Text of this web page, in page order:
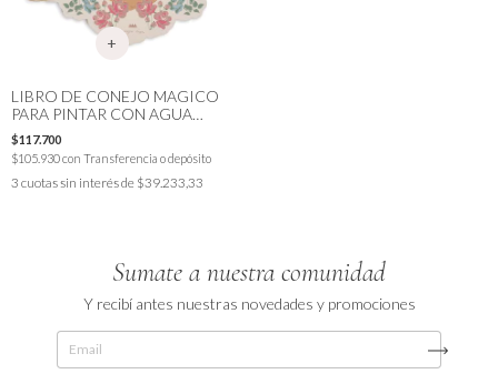
LIBRO DE CONEJO MAGICO
PARA PINTAR CON AGUA
KONGES
$117.700
$105.930con Transferencia o depósito
3 cuotas sin interés de $39.233,33
Sumate a nuestra comunidad
Y recibí antes nuestras novedades y promociones